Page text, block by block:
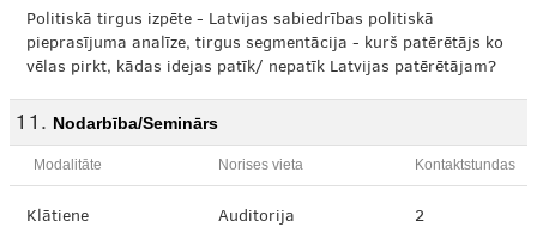
Politiskā tirgus izpēte - Latvijas sabiedrības politiskā
pieprasījuma analīze, tirgus segmentācija - kurš patērētājs ko
vēlas pirkt, kādas idejas patīk/ nepatīk Latvijas patērētājam?
Nodarbība/Seminārs
Modalitāte Norises vieta Kontaktstundas
Klātiene Auditorija 2